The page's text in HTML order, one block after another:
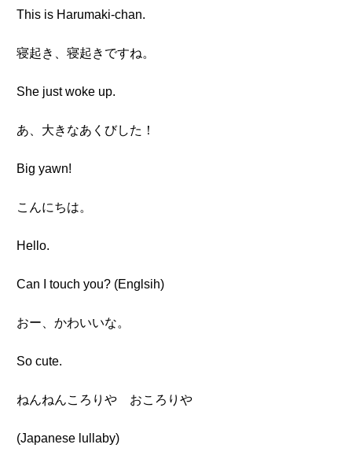
This is Harumaki-chan.
寝起き、寝起きですね。
She just woke up.
あ、大きなあくびした！
Big yawn!
こんにちは。
Hello.
Can I touch you? (Englsih)
おー、かわいいな。
So cute.
ねんねんころりや おころりや
(Japanese lullaby)